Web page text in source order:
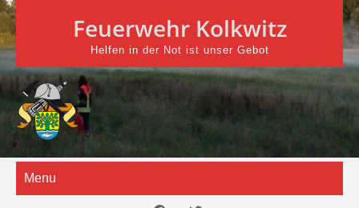
Skip
to
content
Feuerwehr Kolkwitz
Helfen in der Not ist unser Gebot
Menu